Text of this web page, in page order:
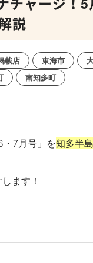
説
載店 東海市
南知多町
7月号」を知多半
ます！